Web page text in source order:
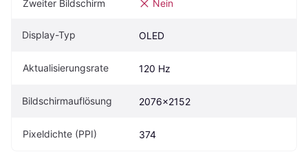
Zweiter Bildschirm Nein
Display-Typ OLED
Aktualisierungsrate 120 Hz
Bildschirmauflösung 2076x2152
Pixeldichte (PPI) 374